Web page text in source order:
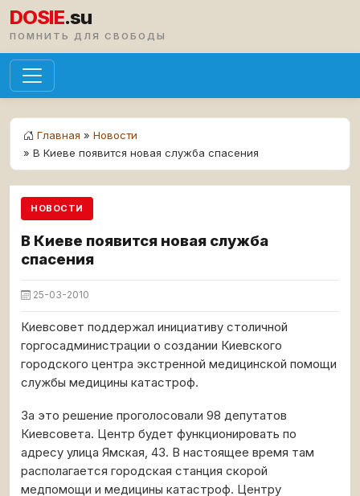
DOSIE.su
ПОМНИТЬ ДЛЯ СВОБОДЫ
Главная » Новости
» В Киеве появится новая служба спасения
НОВОСТИ
В Киеве появится новая служба
спасения
25-03-2010
Киевсовет поддержал инициативу столичной
горгосадминистрации о создании Киевского
городского центра экстренной медицинской помощи
службы медицины катастроф.
За это решение проголосовали 98 депутатов
Киевсовета. Центр будет функционировать по
адресу улица Ямская, 43. В настоящее время там
располагается городская станция скорой
медпомощи и медицины катастроф. Центру